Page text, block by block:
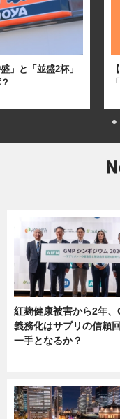
」と「並盛2杯」
紅麹健康被害から2年、
義務化はサプリの信頼
一手となるか？